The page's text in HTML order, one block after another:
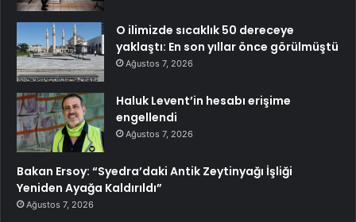
O ilimizde sıcaklık 50 dereceye
yaklaştı: En son yıllar önce görülmüştü
Ağustos 7, 2026
Haluk Levent’in hesabı erişime
engellendi
Ağustos 7, 2026
Bakan Ersoy: “Syedra’daki Antik Zeytinyağı İşliği
Yeniden Ayağa Kaldırıldı”
Ağustos 7, 2026